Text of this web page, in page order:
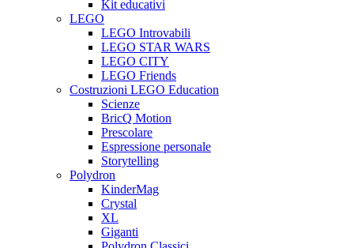
Kit educativi
LEGO
LEGO Introvabili
LEGO STAR WARS
LEGO CITY
LEGO Friends
Costruzioni LEGO Education
Scienze
BricQ Motion
Prescolare
Espressione personale
Storytelling
Polydron
KinderMag
Crystal
XL
Giganti